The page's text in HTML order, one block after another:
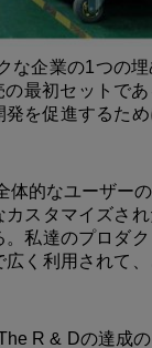
な企業の1つの
最初セットで
を促進するた
的なユーザー
スタマイズさ
私達のプロダ
く利用されて
R & Dの達成